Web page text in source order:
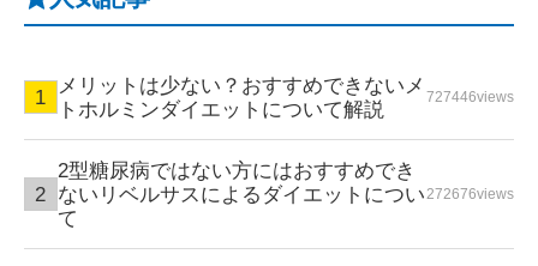
メリットは少ない？おすすめできないメ
トホルミンダイエットについて解説
727446views
2型糖尿病ではない方にはおすすめでき
ないリベルサスによるダイエットについ
て
272676views